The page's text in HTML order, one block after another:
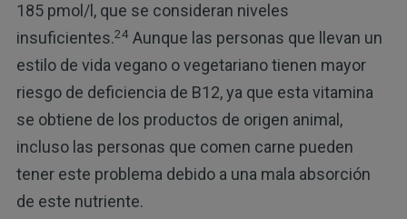
185 pmol/l, que se consideran niveles
insuficientes.24Aunque las personas que llevan un
estilo de vida vegano o vegetariano tienen mayor
riesgo de deficiencia de B12, ya que esta vitamina
se obtiene de los productos de origen animal,
incluso las personas que comen carne pueden
tener este problema debido a una mala absorción
de este nutriente.